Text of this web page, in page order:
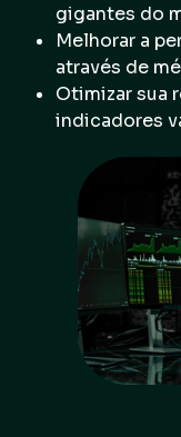
gigantes do
Melhorar a
através de
Otimizar sua
indicadores